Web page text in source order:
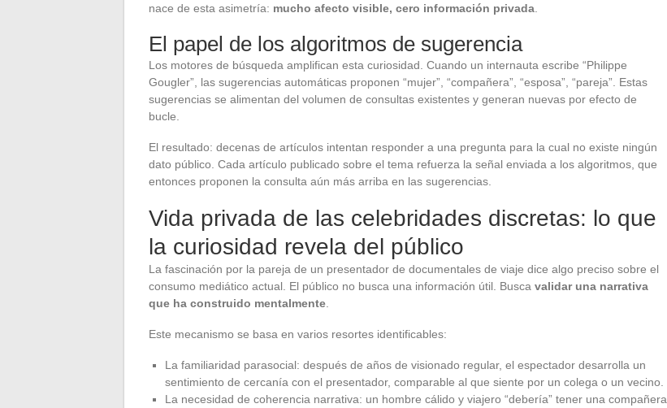
nace de esta asimetría: mucho afecto visible, cero información privada
El papel de los algoritmos de sugerencia
Los motores de búsqueda amplifican esta curiosidad. Cuando un internauta escribe “Philippe
Gougler”, las sugerencias automáticas proponen “mujer”, “compañera”, “esposa”, “pareja”. Estas
sugerencias se alimentan del volumen de consultas existentes y generan nuevas por efecto de
bucle.
El resultado: decenas de artículos intentan responder a una pregunta para la cual no existe ningún
dato público. Cada artículo publicado sobre el tema refuerza la señal enviada a los algoritmos, que
entonces proponen la consulta aún más arriba en las sugerencias.
Vida privada de las celebridades discretas: lo que
la curiosidad revela del público
La fascinación por la pareja de un presentador de documentales de viaje dice algo preciso sobre el
consumo mediático actual. El público no busca una información útil. Busca validar una narrativa
que ha construido mentalmente
Este mecanismo se basa en varios resortes identificables:
La familiaridad parasocial: después de años de visionado regular, el espectador desarrolla un
sentimiento de cercanía con el presentador, comparable al que siente por un colega o un vecino.
La necesidad de coherencia narrativa: un hombre cálido y viajero “debería” tener una compañera